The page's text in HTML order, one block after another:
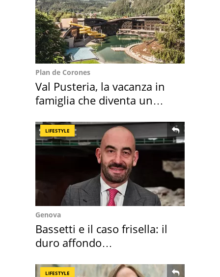
Plan de Corones
Val Pusteria, la vacanza in
famiglia che diventa un
LIFESTYLE
Genova
Bassetti e il caso frisella: il
duro affondo
LIFESTYLE